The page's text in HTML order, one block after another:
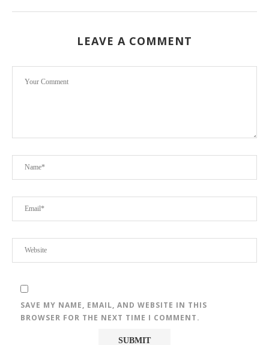
LEAVE A COMMENT
SAVE MY NAME, EMAIL, AND WEBSITE IN THIS
BROWSER FOR THE NEXT TIME I COMMENT.